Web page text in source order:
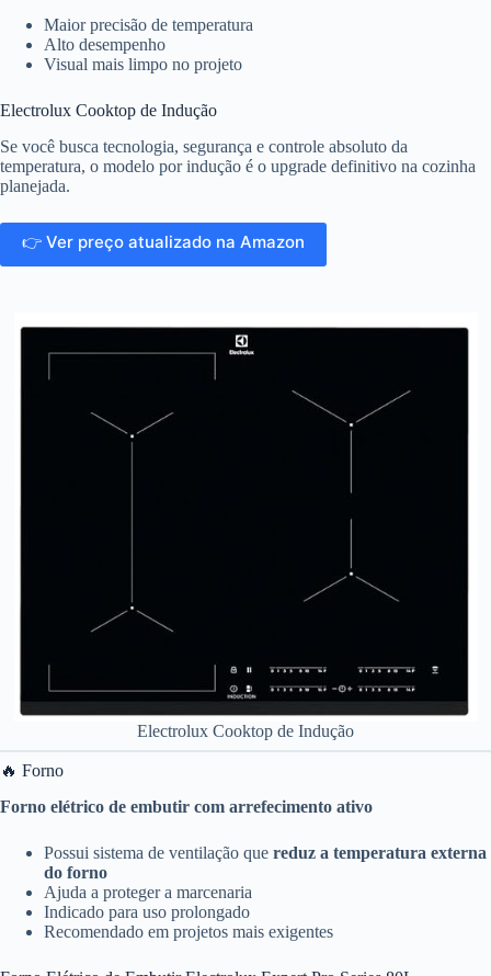
Maior precisão de temperatura
Alto desempenho
Visual mais limpo no projeto
Electrolux Cooktop de Indução
Se você busca tecnologia, segurança e controle absoluto da
temperatura, o modelo por indução é o upgrade definitivo na cozinha
planejada.
👉 Ver preço atualizado na Amazon
Electrolux Cooktop de Indução
🔥 Forno
Forno elétrico de embutir com arrefecimento ativo
Possui sistema de ventilação que reduz a temperatura externa
do forno
Ajuda a proteger a marcenaria
Indicado para uso prolongado
Recomendado em projetos mais exigentes